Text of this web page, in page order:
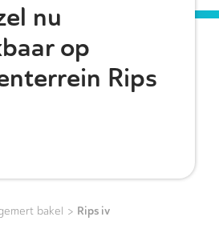
nu
op
Rips
bakel > Rips iv